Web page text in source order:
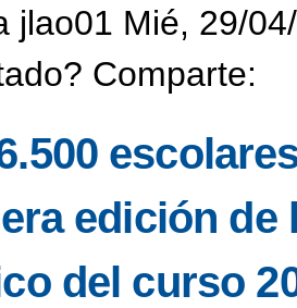
jlao01 Mié, 29/
Comparte:
edición
del curso